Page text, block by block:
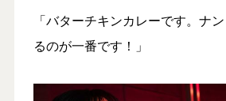
「バターチキンカレーです。ナ
るのが一番です！」